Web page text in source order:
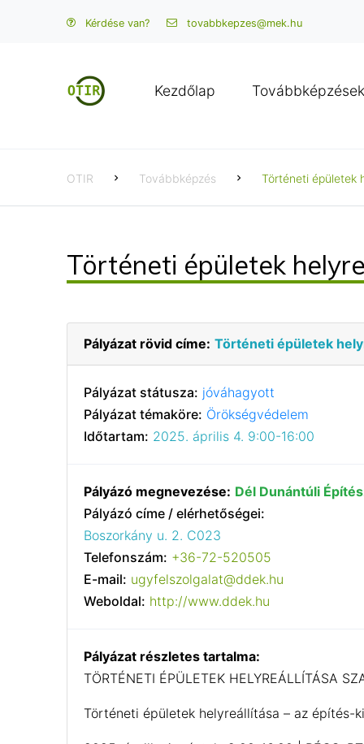
Kérdése van? tovabbkepzes@mek.hu
Kezdőlap Továbbképzések
OTIR Továbbképzés Történeti épületek
Történeti épületek
Pályázat rövid címe: Történeti épületek
Pályázat státusza: jóváhagyott
Pályázat témaköre: Örökségvédelem
Időtartam: 2025. április 4. 9:00-16:00
Pályázó megnevezése: Dél Dunántúli
Pályázó címe / elérhetőségei:
Boszorkány u. 2. C023
Telefonszám: +36-72-520505
E-mail: ugyfelszolgalat@ddek.hu
Weboldal: http://www.ddek.hu
Pályázat részletes tartalma:
TÖRTÉNETI ÉPÜLETEK HELYREÁLLÍTÁSA
Történeti épületek helyreállítása – az építés-